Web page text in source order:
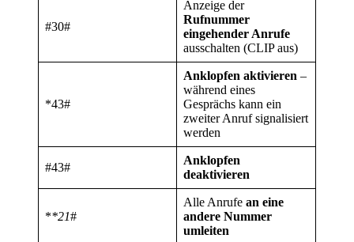
#30#
Anzeige der
Rufnummer
eingehender Anrufe
ausschalten (CLIP aus)
*43#
Anklopfen aktivieren –
während eines
Gesprächs kann ein
zweiter Anruf signalisiert
werden
#43#
Anklopfen
deaktivieren
**21#
Alle Anrufe an eine
andere Nummer
umleiten